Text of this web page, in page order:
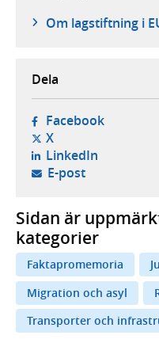
Om lagstiftning i
Dela
Facebook- öppnas
X- öppnas i ny flik,
LinkedIn- öppnas
E-post- öppnar
Sidan är
kategorier
Faktapromemoria
Migration och asyl
Transporter och